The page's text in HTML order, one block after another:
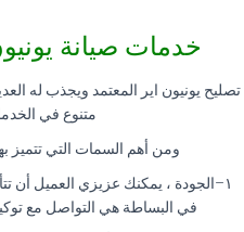
خدمات صيانة
تصليح يونيون اير المعتمد ويجذب له
متنوع في
ومن أهم السمات التي تتميز
١–الجودة ، يمكنك عزيزي العميل أن
في البساطة هي التواصل مع